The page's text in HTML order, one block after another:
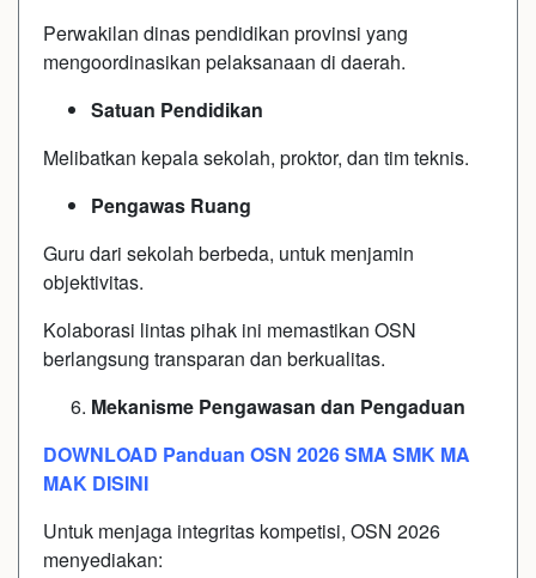
Perwakilan dinas pendidikan provinsi yang
mengoordinasikan pelaksanaan di daerah.
Satuan Pendidikan
Melibatkan kepala sekolah, proktor, dan tim teknis.
Pengawas Ruang
Guru dari sekolah berbeda, untuk menjamin
objektivitas.
Kolaborasi lintas pihak ini memastikan OSN
berlangsung transparan dan berkualitas.
Mekanisme Pengawasan dan Pengaduan
DOWNLOAD Panduan OSN 2026 SMA SMK MA
MAK DISINI
Untuk menjaga integritas kompetisi, OSN 2026
menyediakan: